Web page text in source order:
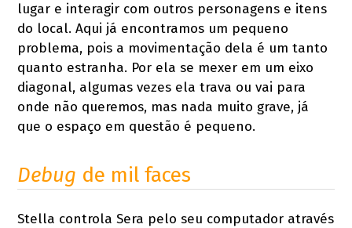
lugar e interagir com outros personagens e itens
do local. Aqui já encontramos um pequeno
problema, pois a movimentação dela é um tanto
quanto estranha. Por ela se mexer em um eixo
diagonal, algumas vezes ela trava ou vai para
onde não queremos, mas nada muito grave, já
que o espaço em questão é pequeno.
Debug de mil faces
Stella controla Sera pelo seu computador através